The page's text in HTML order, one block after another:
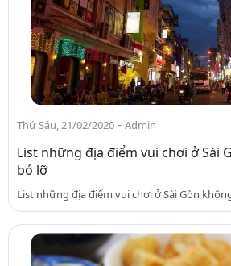
Thứ Sáu, 21/02/2020 - Admin
List những địa điểm vui chơi ở Sài
bỏ lỡ
List những địa điểm vui chơi ở Sài Gòn